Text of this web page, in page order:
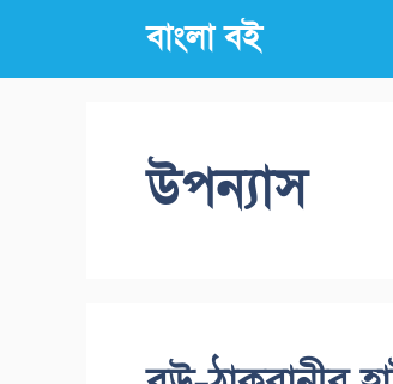
content
বাংলা বই
উপন্যাস